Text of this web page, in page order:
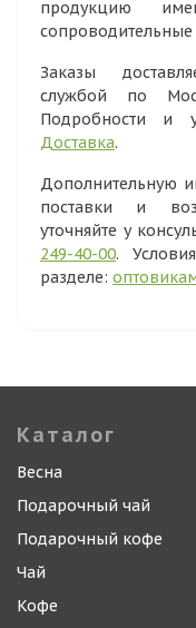
продукцию
Заказы
службой по
Подробности и
Доставка.
Дополнительную
поставки и
уточняйте у
249-40-00.
разделе:
Каталог
Весна
Подарочный чай
Подарочный кофе
Чай
Кофе